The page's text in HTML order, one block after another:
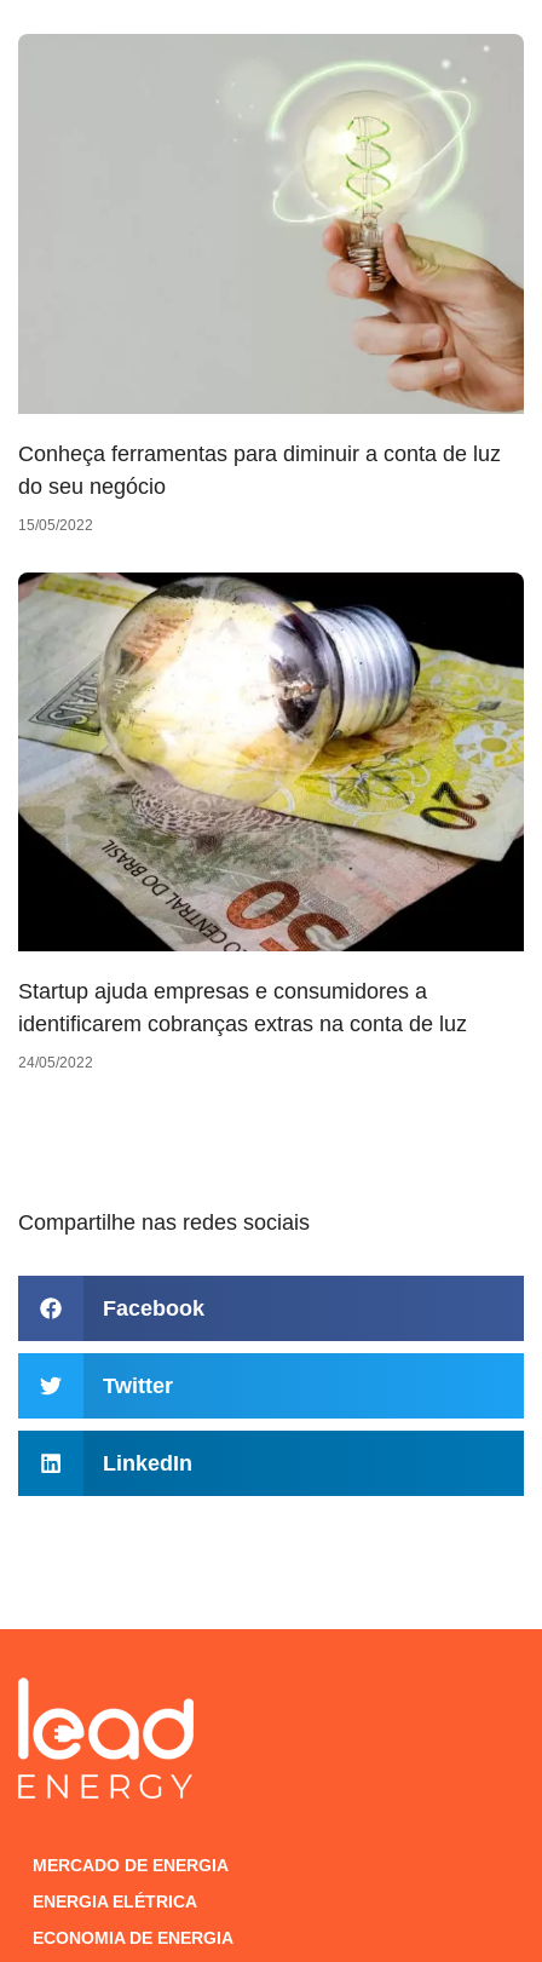
Conheça ferramentas para diminuir a conta de luz
do seu negócio
15/05/2022
Startup ajuda empresas e consumidores a
identificarem cobranças extras na conta de luz
24/05/2022
Compartilhe nas redes sociais
Facebook
Twitter
LinkedIn
MERCADO DE ENERGIA
ENERGIA ELÉTRICA
ECONOMIA DE ENERGIA